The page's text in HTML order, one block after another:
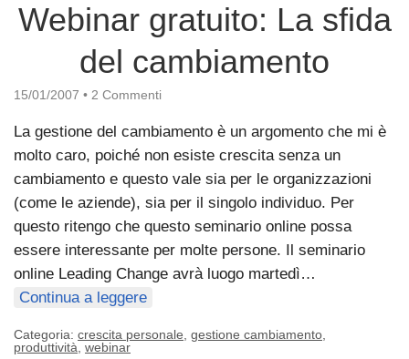
Webinar gratuito: La sfida
del cambiamento
15/01/2007 • 2 Commenti
La gestione del cambiamento è un argomento che mi è
molto caro, poiché non esiste crescita senza un
cambiamento e questo vale sia per le organizzazioni
(come le aziende), sia per il singolo individuo. Per
questo ritengo che questo seminario online possa
essere interessante per molte persone. Il seminario
online Leading Change avrà luogo martedì…
Continua a leggere
Categoria: crescita personale gestione cambiamento
produttività webinar